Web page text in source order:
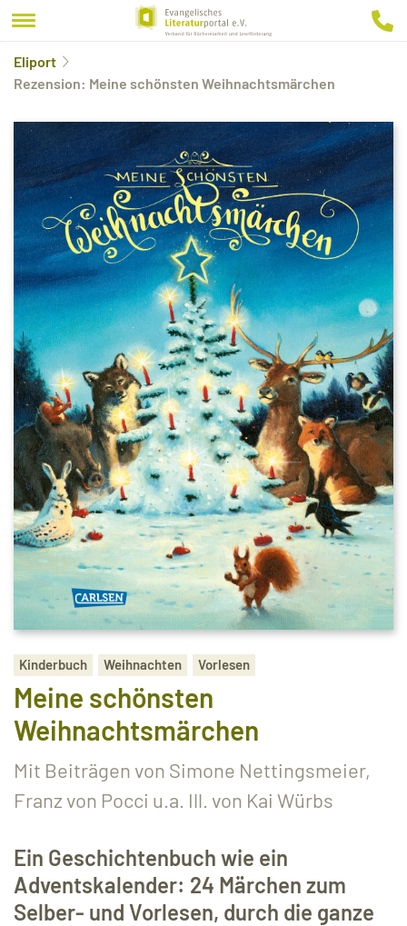
Eliport
Rezension: Meine schönsten Weihnachtsmärchen
Kinderbuch Weihnachten Vorlesen
Meine schönsten
Weihnachtsmärchen
Mit Beiträgen von Simone Nettingsmeier,
Franz von Pocci u.a. Ill. von Kai Würbs
Ein Geschichtenbuch wie ein
Adventskalender: 24 Märchen zum
Selber- und Vorlesen, durch die ganze